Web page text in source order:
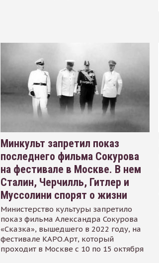
Минкульт запретил показ
последнего фильма Сокурова
на фестивале в Москве. В нем
Сталин, Черчилль, Гитлер и
Муссолини спорят о жизни
Министерство культуры запретило
показ фильма Александра Сокурова
«Сказка», вышедшего в 2022 году, на
фестивале КАРО.Арт, который
проходит в Москве с 10 по 15 октября